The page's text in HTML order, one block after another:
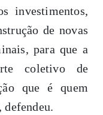
investimentos,
de novas
para que a
coletivo de
que é quem
defendeu.